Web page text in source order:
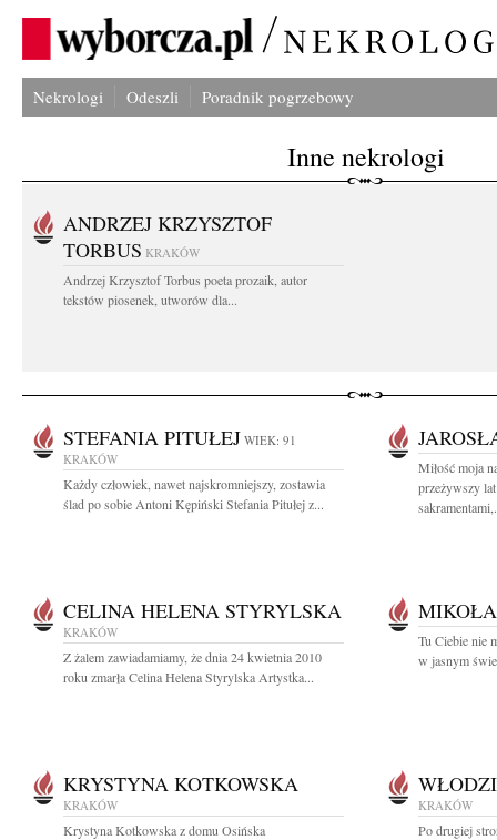
Nekrologi Odeszli Poradnik pogrzebowy
Inne nekrologi
ANDRZEJ KRZYSZTOF
TORBUS KRAKÓW
Andrzej Krzysztof Torbus poeta prozaik, autor
tekstów piosenek, utworów dla...
STEFANIA PITUŁEJ WIEK: 91
KRAKÓW
Każdy człowiek, nawet najskromniejszy, zostawia
ślad po sobie Antoni Kępiński Stefania Pitułej z...
Miłość moja
przeżywszy
CELINA HELENA STYRYLSKA
KRAKÓW
Z żalem zawiadamiamy, że dnia 24 kwietnia 2010
roku zmarła Celina Helena Styrylska Artystka...
Tu Ciebie nie
w jasnym
KRYSTYNA KOTKOWSKA
KRAKÓW
Krystyna Kotkowska z domu Osińska
KRAKÓW
Po drugiej